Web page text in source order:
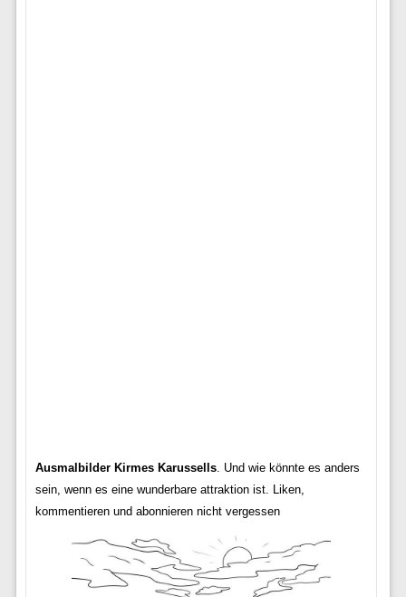
Ausmalbilder Kirmes Karussells. Und wie könnte es anders
sein, wenn es eine wunderbare attraktion ist. Liken,
kommentieren und abonnieren nicht vergessen